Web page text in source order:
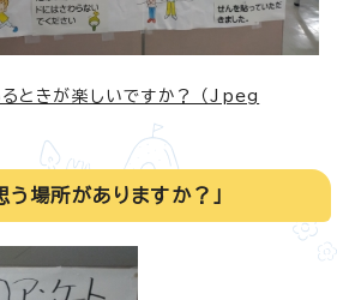
ときが楽しいですか？ （Jpeg
う場所がありますか？」